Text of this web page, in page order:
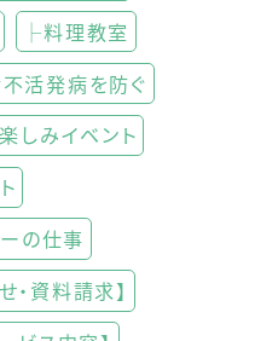
├料理教室
活発病を防ぐ
しみイベント
の仕事
・資料請求】